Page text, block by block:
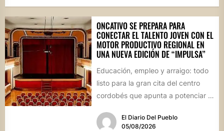
ONCATIVO SE PREPARA PARA
CONECTAR EL TALENTO JOVEN CON EL
MOTOR PRODUCTIVO REGIONAL EN
UNA NUEVA EDICIÓN DE “IMPULSA”
Educación, empleo y arraigo: todo
listo para la gran cita del centro
cordobés que apunta a potenciar el
El Diario Del Pueblo
05/08/2026